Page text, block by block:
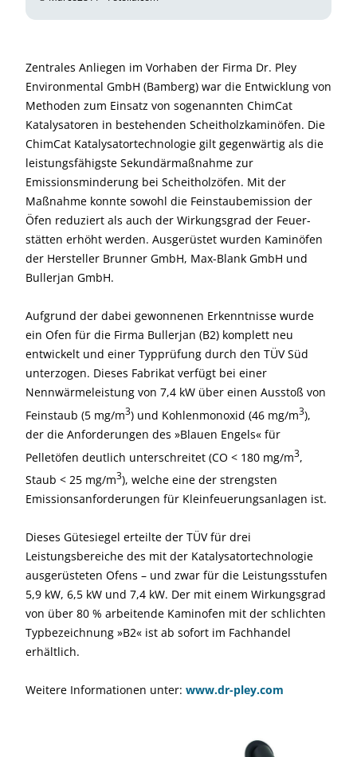
Zentrales Anliegen im Vorhaben der Firma Dr. Pley
Environmental GmbH (Bamberg) war die Entwicklung von
Methoden zum Einsatz von sogenannten ChimCat
Katalysatoren in bestehenden Scheitholzkaminöfen. Die
ChimCat Katalysatortechnologie gilt gegenwärtig als die
leistungsfähigste Sekundärmaßnahme zur
Emissionsminderung bei Scheitholzöfen. Mit der
Maßnahme konnte sowohl die Feinstaub­emission der
Öfen reduziert als auch der Wirkungsgrad der Feuer­
stätten erhöht werden. Ausgerüstet wurden Kaminöfen
der Hersteller Brunner GmbH, Max-Blank GmbH und
Bullerjan GmbH.
Aufgrund der dabei gewonnenen Erkenntnisse wurde
ein Ofen für die Firma Bullerjan (B2) komplett neu
entwickelt und einer Typprüfung durch den TÜV Süd
unterzogen. Dieses Fabrikat verfügt bei einer
Nennwärme­leistung von 7,4 kW über einen Ausstoß von
Feinstaub (5 mg/m3) und Kohlen­monoxid (46 mg/m3),
der die Anforderungen des »Blauen Engels« für
Pelletöfen deutlich unterschreitet (CO < 180 mg/m3,
Staub < 25 mg/m3), welche eine der strengsten
Emissionsanforderungen für Kleinfeuerungsanlagen ist.
Dieses Gütesiegel erteilte der TÜV für drei
Leistungsbereiche des mit der Katalysatortechnologie
ausgerüsteten Ofens – und zwar für die Leistungs­stufen
5,9 kW, 6,5 kW und 7,4 kW. Der mit einem Wirkungsgrad
von über 80 % arbeitende Kaminofen mit der schlichten
Typbezeichnung »B2« ist ab sofort im Fachhandel
erhältlich.
Weitere Informationen unter: www.dr-pley.com